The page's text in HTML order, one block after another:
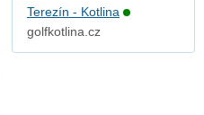
Terezín - Kotlina
golfkotlina.cz